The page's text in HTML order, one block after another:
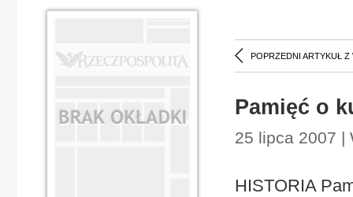
POPRZEDNI ARTYKUŁ Z
Pamięć o
25 lipca 2007 |
HISTORIA